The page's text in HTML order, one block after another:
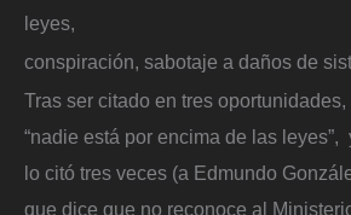
leyes,
conspiración, sabotaje a daños de
Tras ser citado en tres
“nadie está por encima de las
lo citó tres veces (a Edmundo
que dice que no reconoce al